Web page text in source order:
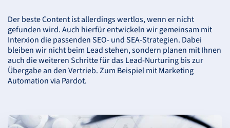
Der beste Content ist allerdings wertlos, wenn er nicht
gefunden wird. Auch hierfür entwickeln wir gemeinsam mit
Interxion die passendenSEO- undSEA-Strategien. Dabei
bleiben wir nicht beim Lead stehen, sondern planen mit Ihnen
auch die weiteren Schritte für das Lead-Nurturing bis zur
Übergabe an den Vertrieb. Zum Beispiel mit Marketing
Automation via Pardot.